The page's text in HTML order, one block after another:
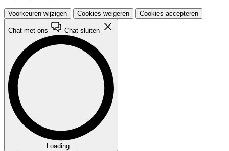
Voorkeuren wijzigen Cookies weigeren Cookies accepteren
Chat met ons Chat sluiten
Loading...